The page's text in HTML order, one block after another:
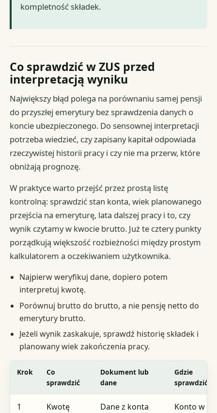
kompletność składek.
Co sprawdzić w ZUS przed
interpretacją wyniku
Największy błąd polega na porównaniu samej pensji
do przyszłej emerytury bez sprawdzenia danych o
koncie ubezpieczonego. Do sensownej interpretacji
potrzeba wiedzieć, czy zapisany kapitał odpowiada
rzeczywistej historii pracy i czy nie ma przerw, które
obniżają prognozę.
W praktyce warto przejść przez prostą listę
kontrolną: sprawdzić stan konta, wiek planowanego
przejścia na emeryturę, lata dalszej pracy i to, czy
wynik czytamy w kwocie brutto. Już te cztery punkty
porządkują większość rozbieżności między prostym
kalkulatorem a oczekiwaniem użytkownika.
Najpierw weryfikuj dane, dopiero potem
interpretuj kwotę.
Porównuj brutto do brutto, a nie pensję netto do
emerytury brutto.
Jeżeli wynik zaskakuje, sprawdź historię składek i
planowany wiek zakończenia pracy.
Krok
Co
sprawdzić
Dokument lub
dane
Gdzie
sprawdzić
1 Kwotę Dane z konta Konto w